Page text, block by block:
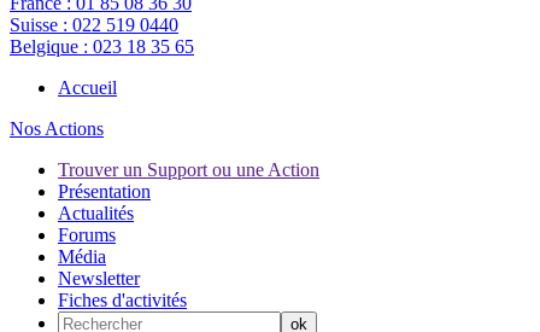
Suisse : 022 519 0440
Belgique : 023 18 35 65
Accueil
Nos Actions
Trouver un Support ou une Action
Présentation
Actualités
Forums
Média
Newsletter
Fiches d'activités